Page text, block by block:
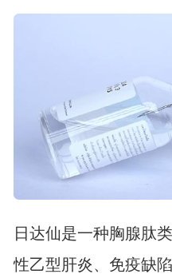
日达仙是一种胸腺肽
性乙型肝炎、免疫缺